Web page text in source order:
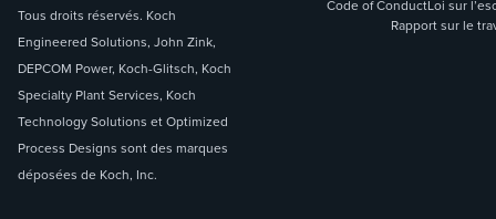
Tous droits réservés. Koch
Engineered Solutions, John Zink,
DEPCOM Power, Koch-Glitsch, Koch
Specialty Plant Services, Koch
Technology Solutions et Optimized
Process Designs sont des marques
déposées de Koch, Inc.
Code of ConductLoi sur
Rapport sur le